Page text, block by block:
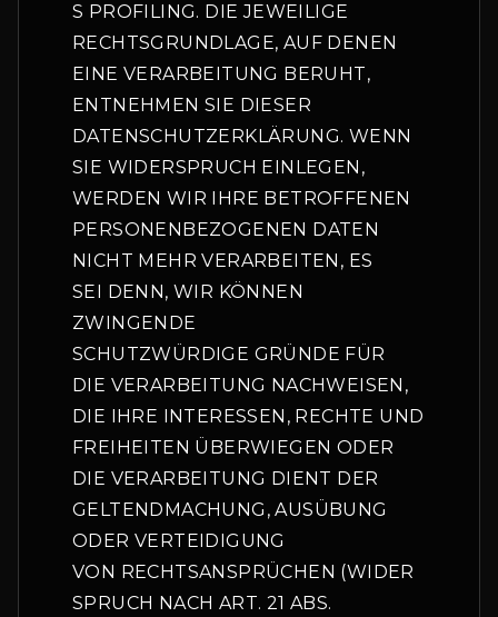
S PROFILING. DIE JEWEILIGE
RECHTSGRUNDLAGE, AUF DENEN
EINE VERARBEITUNG BERUHT,
ENTNEHMEN SIE DIESER
DATENSCHUTZERKLÄRUNG. WENN
SIE WIDERSPRUCH EINLEGEN,
WERDEN WIR IHRE BETROFFENEN
PERSONENBEZOGENEN DATEN
NICHT MEHR VERARBEITEN, ES
SEI DENN, WIR KÖNNEN
ZWINGENDE
SCHUTZWÜRDIGE GRÜNDE FÜR
DIE VERARBEITUNG NACHWEISEN,
DIE IHRE INTERESSEN, RECHTE UND
FREIHEITEN ÜBERWIEGEN ODER
DIE VERARBEITUNG DIENT DER
GELTENDMACHUNG, AUSÜBUNG
ODER VERTEIDIGUNG
VON RECHTSANSPRÜCHEN (WIDER
SPRUCH NACH ART. 21 ABS.